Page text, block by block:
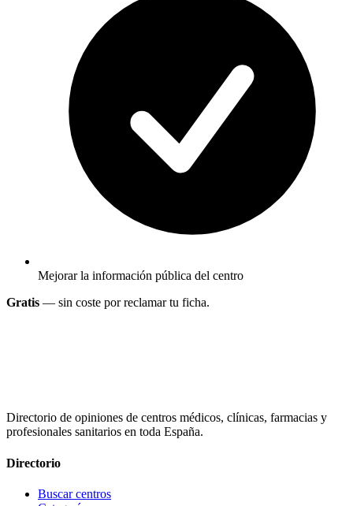
Mejorar la información pública del centro
Gratis — sin coste por reclamar tu ficha.
Directorio de opiniones de centros médicos, clínicas, farmacias y
profesionales sanitarios en toda España.
Directorio
Buscar centros